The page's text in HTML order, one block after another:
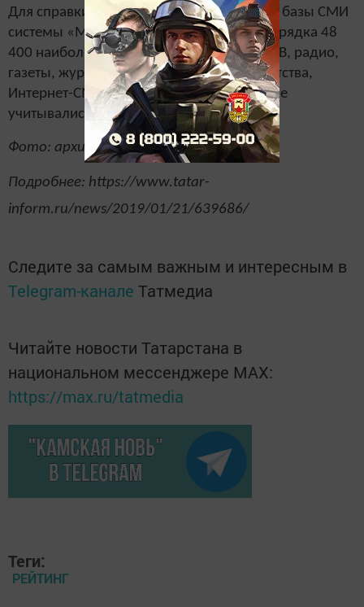
Для справки: рейтинг построен на основе базы СМИ
системы «Медиалогия», включающей порядка 48
400 наиболее влиятельных источников: ТВ, радио,
газеты, журналы, информационные агентства,
Интернет-СМИ. При подсчете рейтингов не
учитывались новостные агрегаторы.
Фото: архив/Ильнар Тухбатов
Подробнее: https://www.tatar-
inform.ru/news/2019/01/21/639686/
Следите за самым важным и интересным в
Telegram-канале Татмедиа
Читайте новости Татарстана в
национальном мессенджере MАХ:
https://max.ru/tatmedia
Теги:
РЕЙТИНГ